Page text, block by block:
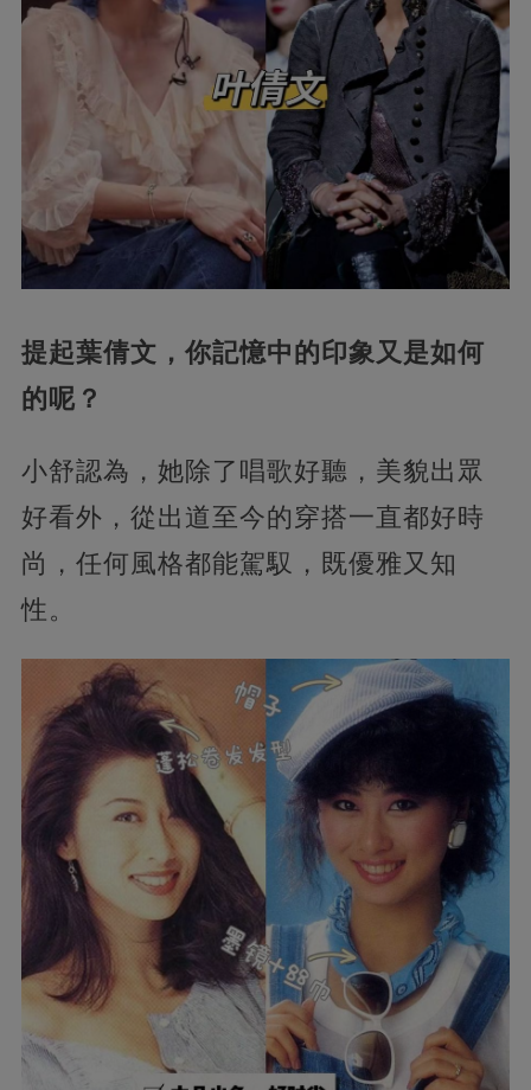
提起葉倩文，你記憶中的印象又是如何
的呢？
小舒認為，她除了唱歌好聽，美貌出眾
好看外，從出道至今的穿搭一直都好時
尚，任何風格都能駕馭，既優雅又知
性。